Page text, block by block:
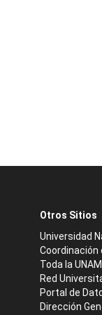
Otros Sitios
Universidad
Coordinación
Toda la
Red
Portal de
Dirección